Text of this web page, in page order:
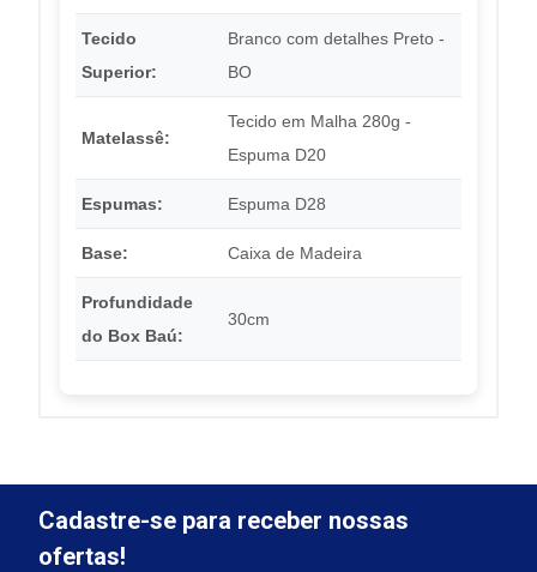
Tecido
Superior:
Branco com detalhes Preto -
BO
Matelassê:
Tecido em Malha 280g -
Espuma D20
Espumas: Espuma D28
Base: Caixa de Madeira
Profundidade
do Box Baú:
30cm
Cadastre-se para receber nossas
ofertas!